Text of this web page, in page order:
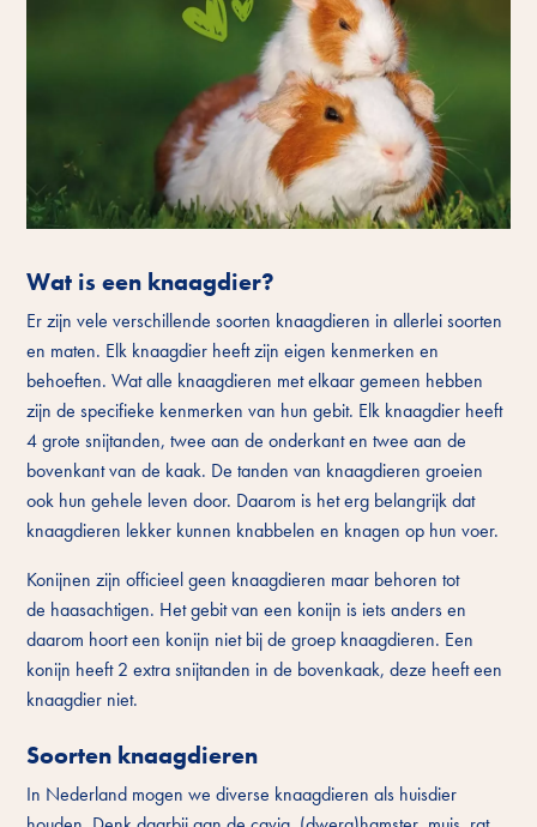
Wat is een knaagdier?
Er zijn vele verschillende soorten knaagdieren in allerlei soorten
en maten. Elk knaagdier heeft zijn eigen kenmerken en
behoeften. Wat alle knaagdieren met elkaar gemeen hebben
zijn de specifieke kenmerken van hun gebit. Elk knaagdier heeft
4 grote snijtanden, twee aan de onderkant en twee aan de
bovenkant van de kaak. De tanden van knaagdieren groeien
ook hun gehele leven door. Daarom is het erg belangrijk dat
knaagdieren lekker kunnen knabbelen en knagen op hun voer.
Konijnen zijn officieel geen knaagdieren maar behoren tot
de haasachtigen. Het gebit van een konijn is iets anders en
daarom hoort een konijn niet bij de groep knaagdieren. Een
konijn heeft 2 extra snijtanden in de bovenkaak, deze heeft een
knaagdier niet.
Soorten knaagdieren
In Nederland mogen we diverse knaagdieren als huisdier